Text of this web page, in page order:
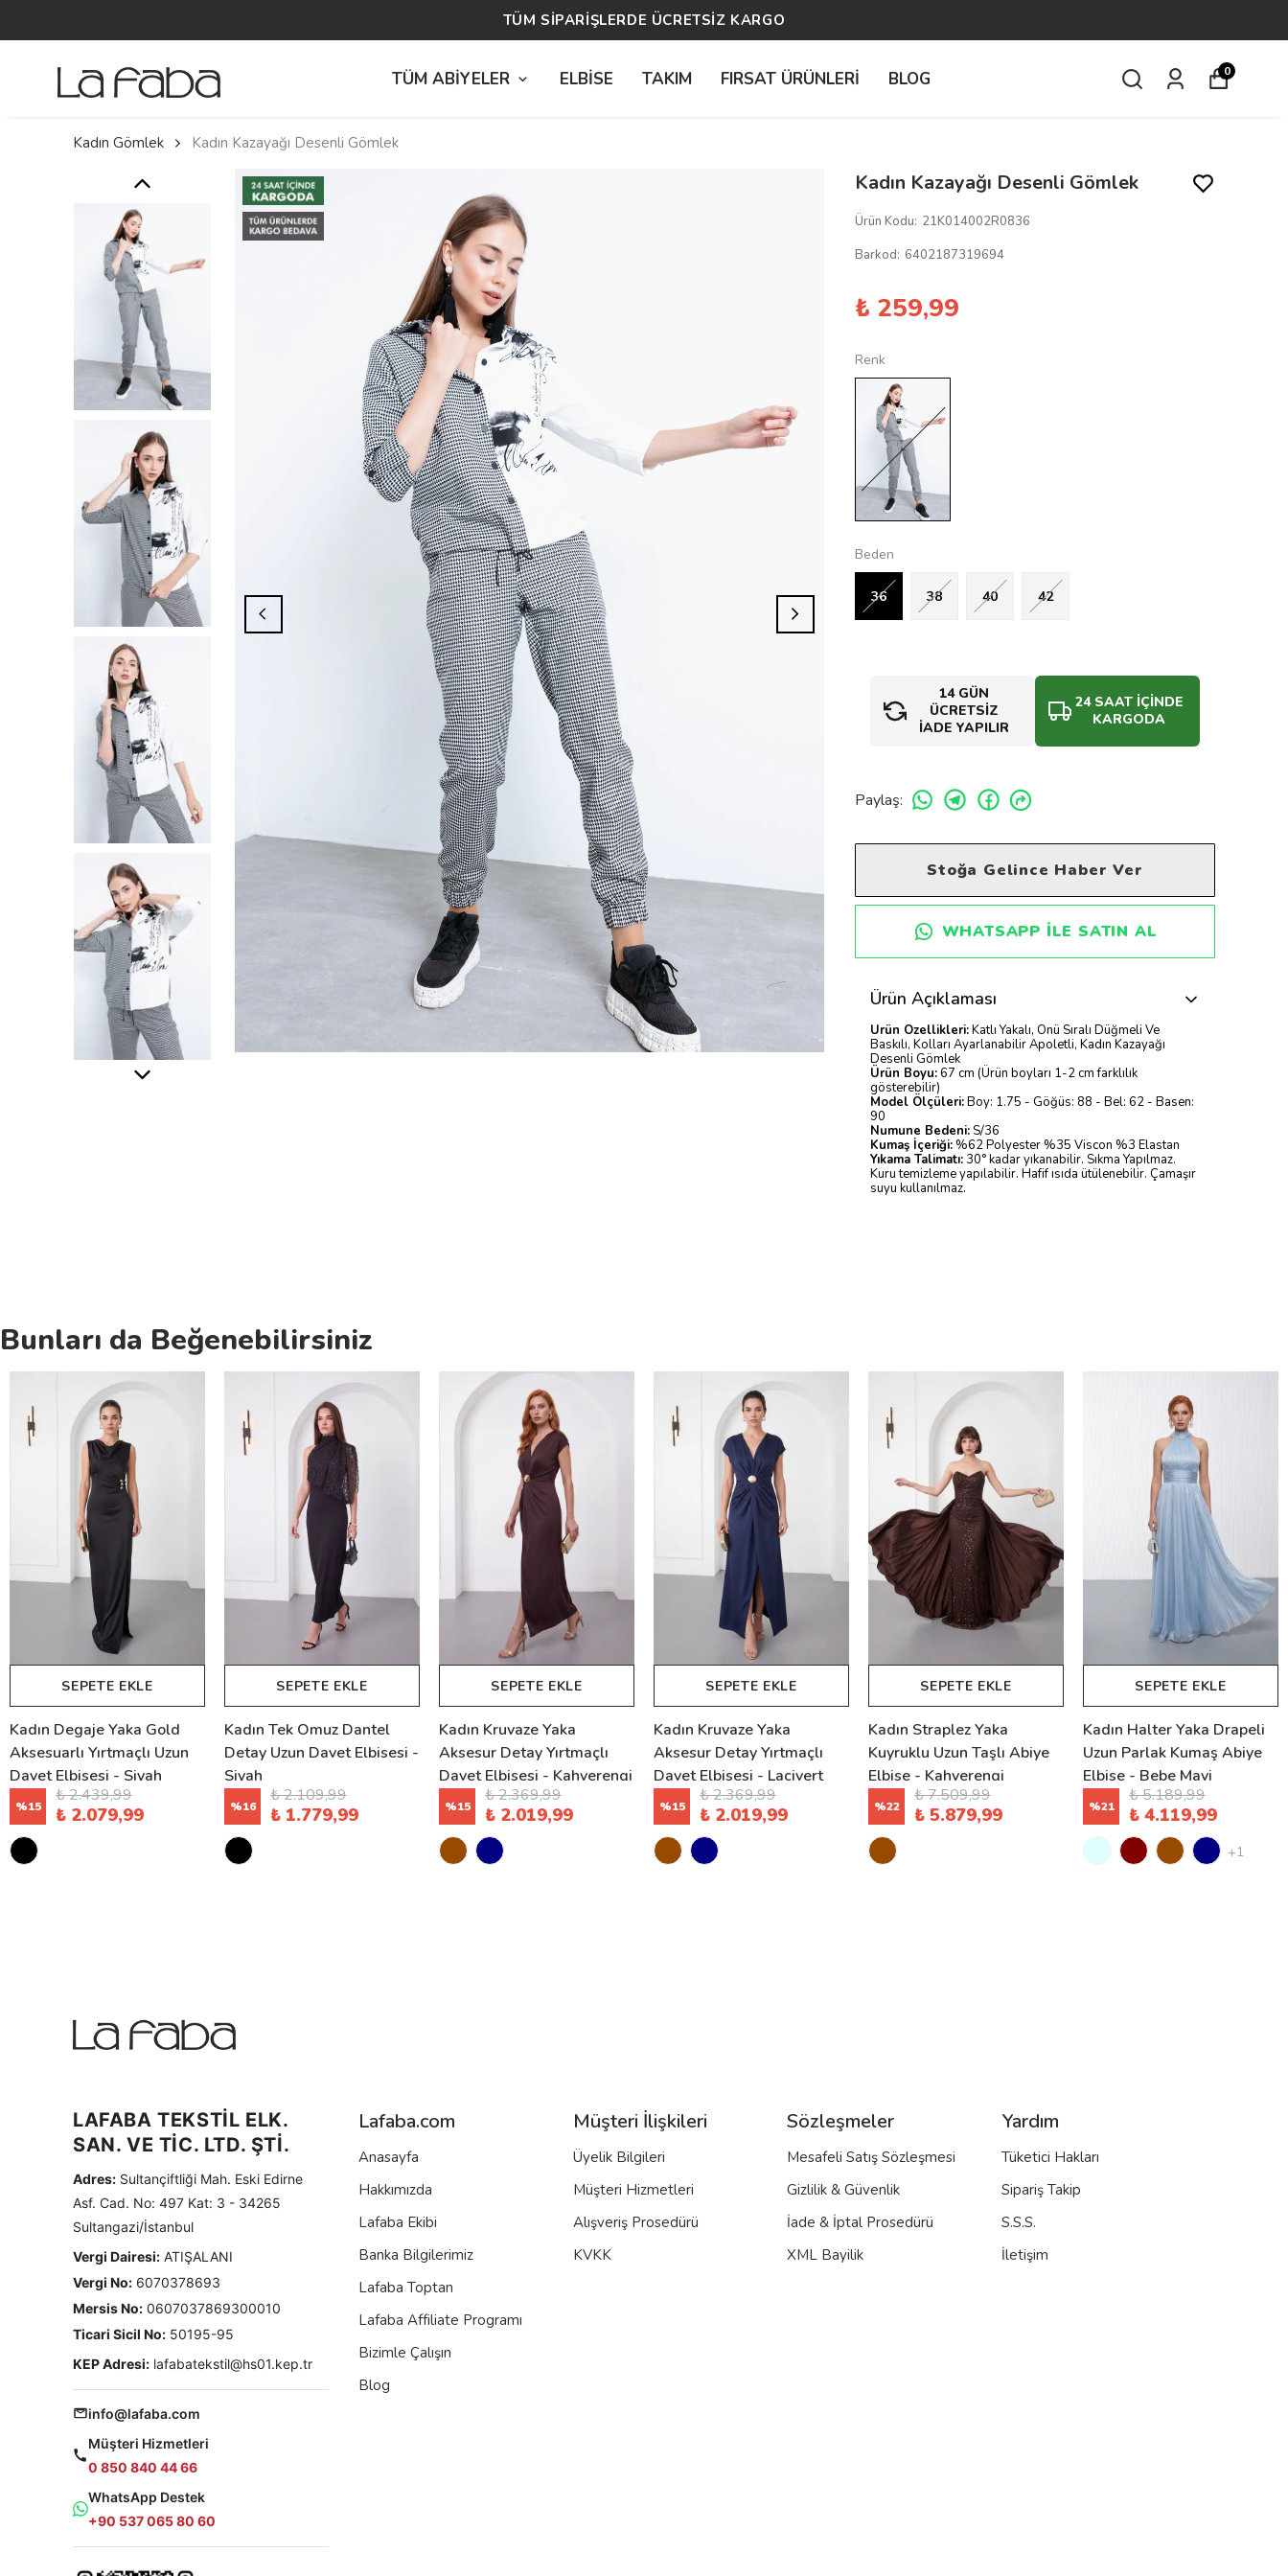
14 GÜN ÜCRETSİZ İADE
TÜM ABİYELER ELBİSE TAKIM FIRSAT ÜRÜNLERİ BLOG 0
Kadın Gömlek Kadın Kazayağı Desenli Gömlek
Kadın Kazayağı Desenli Gömlek
Ürün Kodu: 21K014002R0836
Barkod: 6402187319694
₺ 259,99
Renk
Beden
36 38 40 42
14 GÜN
ÜCRETSİZ
İADE YAPILIR
24 SAAT İÇİNDE
KARGODA
Paylaş:
Stoğa Gelince Haber Ver
WHATSAPP ILE SATIN AL
Ürün Açıklaması
Ürün Özellikleri:Katlı Yakalı, Önü Sıralı Düğmeli Ve
Baskılı, Kolları Ayarlanabilir Apoletli, Kadın Kazayağı
Desenli Gömlek
Ürün Boyu:67 cm (Ürün boyları 1-2 cm farklılık
gösterebilir)
Model Ölçüleri:Boy: 1.75 - Göğüs: 88 - Bel: 62 - Basen:
90
Numune Bedeni: S/36
Kumaş İçeriği: %62 Polyester %35 Viscon %3 Elastan
Yıkama Talimatı:30° kadar yıkanabilir. Sıkma Yapılmaz.
Kuru temizleme yapılabilir. Hafif ısıda ütülenebilir. Çamaşır
suyu kullanılmaz.
Bunları da Beğenebilirsiniz
SEPETE EKLE
Kadın Degaje Yaka Gold
Aksesuarlı Yırtmaçlı Uzun
Davet Elbisesi - Siyah
%15
₺ 2.439,99
₺ 2.079,99
SEPETE EKLE
Kadın Tek Omuz Dantel
Detay Uzun Davet Elbisesi -
Siyah
%16
₺ 2.109,99
₺ 1.779,99
SEPETE EKLE
Kadın Kruvaze Yaka
Aksesur Detay Yırtmaçlı
Davet Elbisesi - Kahverengi
%15
₺ 2.369,99
₺ 2.019,99
SEPETE EKLE
Kadın Kruvaze Yaka
Aksesur Detay Yırtmaçlı
Davet Elbisesi - Lacivert
%15
₺ 2.369,99
₺ 2.019,99
SEPETE EKLE
Kadın Straplez Yaka
Kuyruklu Uzun Taşlı Abiye
Elbise - Kahverengi
%22
₺ 7.509,99
₺ 5.879,99
SEPETE EKLE
Kadın Halter Yaka Drapeli
Uzun Parlak Kumaş Abiye
Elbise - Bebe Mavi
%21
₺ 5.189,99
₺ 4.119,99
+1
Lafaba.com
Anasayfa
Hakkımızda
Lafaba Ekibi
Banka Bilgilerimiz
Lafaba Toptan
Lafaba Affiliate Programı
Bizimle Çalışın
Blog
Müşteri İlişkileri
Üyelik Bilgileri
Müşteri Hizmetleri
Alışveriş Prosedürü
KVKK
Sözleşmeler
Mesafeli Satış Sözleşmesi
Gizlilik & Güvenlik
İade & İptal Prosedürü
XML Bayilik
Yardım
Tüketici Hakları
Sipariş Takip
S.S.S.
İletişim
LAFABA TEKSTİL ELK.
SAN. VE TİC. LTD. ŞTİ.
Adres: Sultançiftliği Mah. Eski Edirne
Asf. Cad. No: 497 Kat: 3 - 34265
Sultangazi/İstanbul
Vergi Dairesi: ATIŞALANI
Vergi No: 6070378693
Mersis No: 0607037869300010
Ticari Sicil No: 50195-95
KEP Adresi: lafabatekstil@hs01.kep.tr
info@lafaba.com
Müşteri Hizmetleri
0 850 840 44 66
WhatsApp Destek
+90 537 065 80 60